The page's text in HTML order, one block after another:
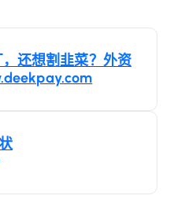
还想割韭菜？外资